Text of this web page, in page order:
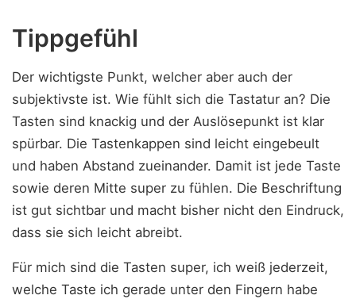
Tippgefühl
Der wichtigste Punkt, welcher aber auch der
subjektivste ist. Wie fühlt sich die Tastatur an? Die
Tasten sind knackig und der Auslösepunkt ist klar
spürbar. Die Tastenkappen sind leicht eingebeult
und haben Abstand zueinander. Damit ist jede Taste
sowie deren Mitte super zu fühlen. Die Beschriftung
ist gut sichtbar und macht bisher nicht den Eindruck,
dass sie sich leicht abreibt.
Für mich sind die Tasten super, ich weiß jederzeit,
welche Taste ich gerade unter den Fingern habe